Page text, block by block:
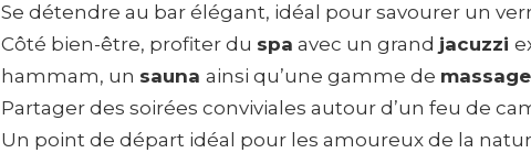
Se détendre au bar élégant, idéal pour savourer un
Côté bien-être, profiter du spa avec un grand jacuzzi
hammam, un sauna ainsi qu’une gamme de
Partager des soirées conviviales autour d’un feu de
Un point de départ idéal pour les amoureux de la